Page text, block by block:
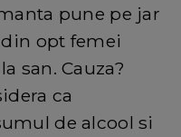
pune pe jar
opt femei
san. Cauza?
ca
de alcool si